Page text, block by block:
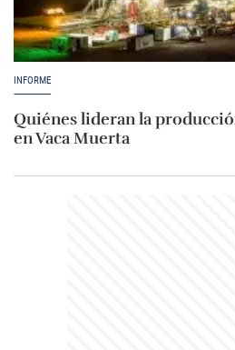
INFORME
Quiénes lideran la
en Vaca Muerta